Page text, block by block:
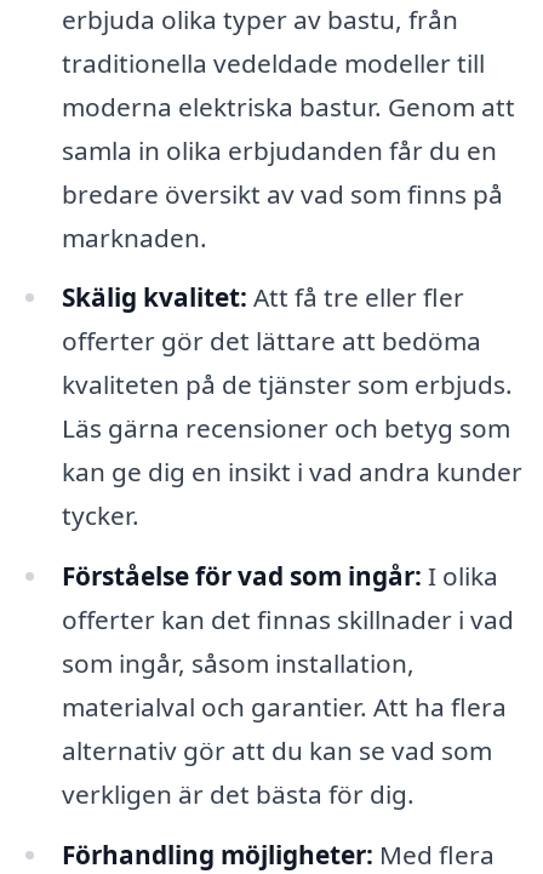
erbjuda olika typer av bastu, från
traditionella vedeldade modeller till
moderna elektriska bastur. Genom att
samla in olika erbjudanden får du en
bredare översikt av vad som finns på
marknaden.
Skälig kvalitet: Att få tre eller fler
offerter gör det lättare att bedöma
kvaliteten på de tjänster som erbjuds.
Läs gärna recensioner och betyg som
kan ge dig en insikt i vad andra kunder
tycker.
Förståelse för vad som ingår: I olika
offerter kan det finnas skillnader i vad
som ingår, såsom installation,
materialval och garantier. Att ha flera
alternativ gör att du kan se vad som
verkligen är det bästa för dig.
Förhandling möjligheter: Med flera